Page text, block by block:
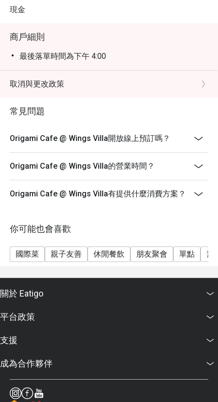
現金
商戶細則
最後落單時間為下午 4:00
取消與更改政策
常見問題
Origami Cafe @ Wings Villa開放線上預訂嗎？
Origami Cafe @ Wings Villa的營業時間？
Origami Cafe @ Wings Villa有提供什麼消費方案？
你可能也會喜歡
國際菜 親子友善 休閒餐飲 朋友聚會 單點 素
關於 Eatigo
平台政策
支援
成為合作夥伴